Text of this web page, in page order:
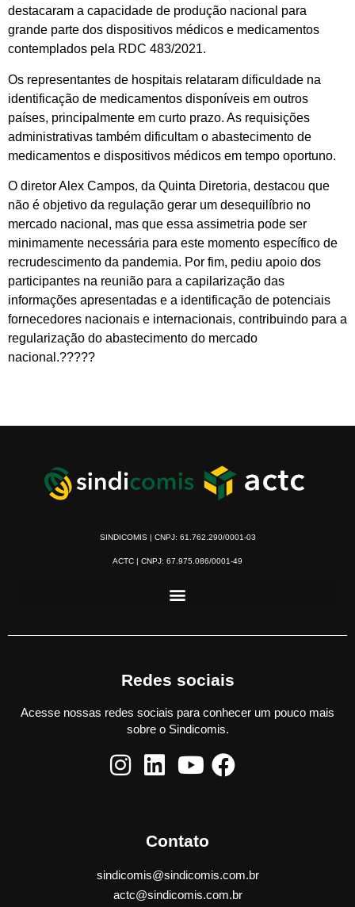
destacaram a capacidade de produção nacional para
grande parte dos dispositivos médicos e medicamentos
contemplados pela RDC 483/2021.
Os representantes de hospitais relataram dificuldade na
identificação de medicamentos disponíveis em outros
países, principalmente em curto prazo. As requisições
administrativas também dificultam o abastecimento de
medicamentos e dispositivos médicos em tempo oportuno.
O diretor Alex Campos, da Quinta Diretoria, destacou que
não é objetivo da regulação gerar um desequilíbrio no
mercado nacional, mas que essa assimetria pode ser
minimamente necessária para este momento específico de
recrudescimento da pandemia. Por fim, pediu apoio dos
participantes na reunião para a capilarização das
informações apresentadas e a identificação de potenciais
fornecedores nacionais e internacionais, contribuindo para a
regularização do abastecimento do mercado
nacional.?????
SINDICOMIS | CNPJ: 61.762.290/0001-03
ACTC | CNPJ: 67.975.086/0001-49
Redes sociais
Acesse nossas redes sociais para conhecer um pouco mais
sobre o Sindicomis.
Contato
sindicomis@sindicomis.com.br
actc@sindicomis.com.br